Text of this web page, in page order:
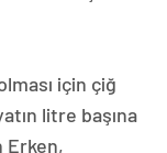
için çiğ
litre başına
Erken,